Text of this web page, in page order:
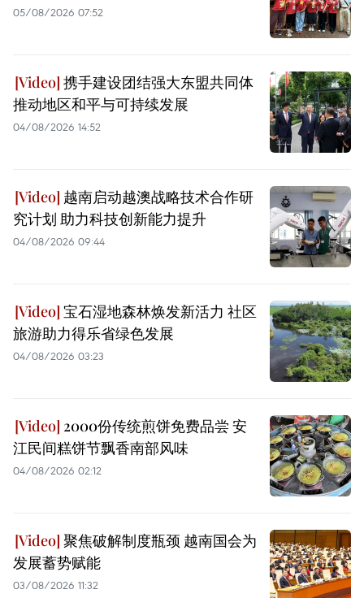
05/08/2026 07:52
携手建设团结强大东盟共同体
推动地区和平与可持续发展
04/08/2026 14:52
越南启动越澳战略技术合作研
究计划 助力科技创新能力提升
04/08/2026 09:44
宝石湿地森林焕发新活力 社区
旅游助力得乐省绿色发展
04/08/2026 03:23
2000份传统煎饼免费品尝 安
江民间糕饼节飘香南部风味
04/08/2026 02:12
聚焦破解制度瓶颈 越南国会为
发展蓄势赋能
03/08/2026 11:32